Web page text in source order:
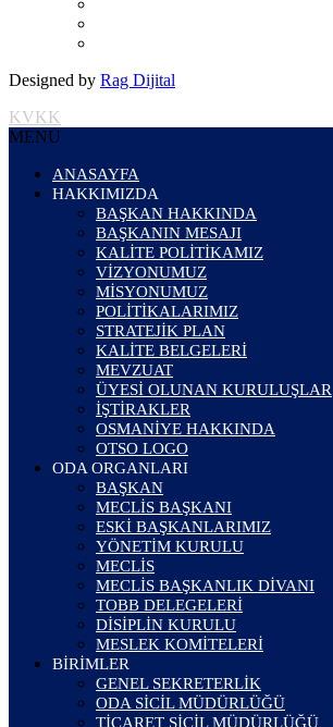
Designed by Rag Dijital
KVKK
MENU
ANASAYFA
HAKKIMIZDA
BAŞKAN HAKKINDA
BAŞKANIN MESAJI
KALİTE POLİTİKAMIZ
VİZYONUMUZ
MİSYONUMUZ
POLİTİKALARIMIZ
STRATEJİK PLAN
KALİTE BELGELERİ
MEVZUAT
ÜYESİ OLUNAN KURULUŞLAR
İŞTİRAKLER
OSMANİYE HAKKINDA
OTSO LOGO
ODA ORGANLARI
BAŞKAN
MECLİS BAŞKANI
ESKİ BAŞKANLARIMIZ
YÖNETİM KURULU
MECLİS
MECLİS BAŞKANLIK DİVANI
TOBB DELEGELERİ
DİSİPLİN KURULU
MESLEK KOMİTELERİ
BİRİMLER
GENEL SEKRETERLİK
ODA SİCİL MÜDÜRLÜĞÜ
TİCARET SİCİL MÜDÜRLÜĞÜ